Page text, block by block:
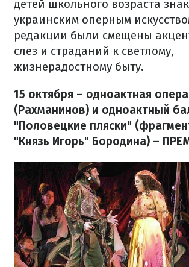
детей школьного возраста
украинским оперным
редакции были смещены
слез и страданий к светлому,
жизнерадостному быту.
15 октября – одноактная
(Рахманинов) и одноактный
"Половецкие пляски"
"Князь Игорь" Бородина) –